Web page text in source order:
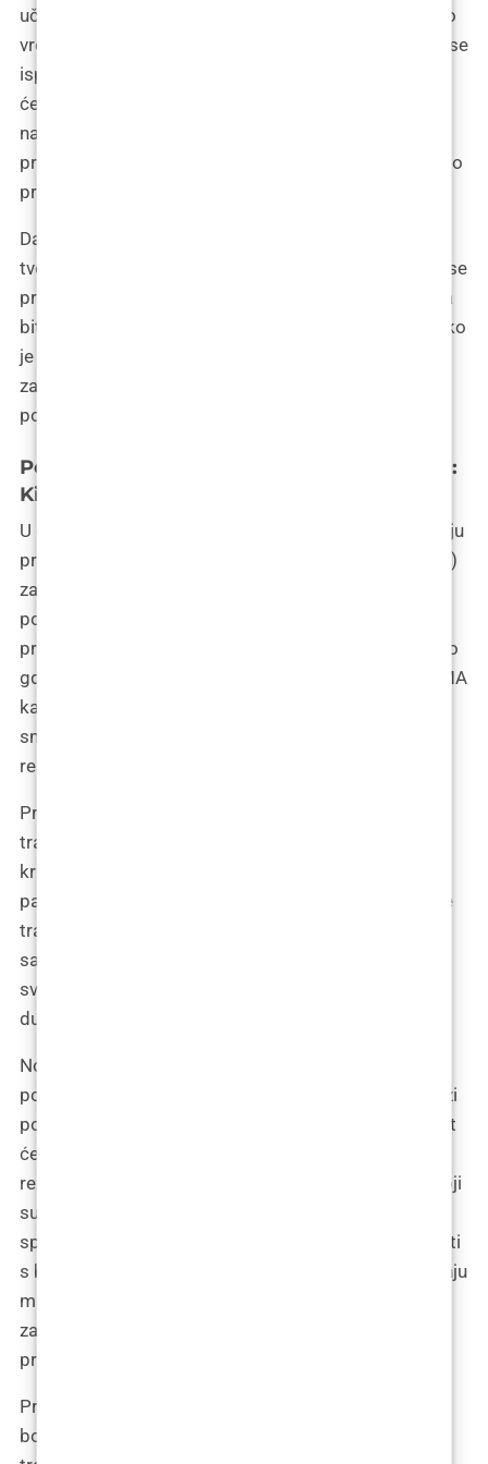
učinak, jer vaša tjelesna tvornica kolagena treba malo
vremena da se pokrene na punu snagu. Ali strpljenje se
isplati. Nakon nekoliko mjeseci, možete očekivati da
će vaša koža izgledati osvježeno, obnovljeno i, što je
najvažnije, mlađe. I najbolji dio? Budući da je kolagen
proizveden od strane vašeg tijela, rezultati su ne samo
prirodni, već i dugotrajni.
Dakle, ako ste spremni za pokretanje vlastite interne
tvornica kolagena i ne smeta vam malo čekanja dok se
proizvodnja ne zahukta, polilaktična kiselina bi mogla
biti vaša karta za povratak u mladost. I zapamtite, iako
je put možda dug, rezultati mogu biti tako
zadovoljavajući da ćete se zapitati zašto niste
pokrenuli ovu tvornicu malo ranije.
Polimetil-metakrilatne mikrosfere (PMMA):
Kipar među filerima
U galeriji dermalnih punila, gdje svaki izložak ima svoju
priču i stil, Polimetil-metakrilatne mikrosfere (PMMA)
zauzimaju posebno mjesto. PMMA ne samo da
popunjava bore i vraća mladolikost; on klesa lice s
preciznošću iskusnog kipara, dodajući definiciju tamo
gdje je vreme izbrisalo linije i konture. Zamislite PMMA
kao Michelangela dermalnih filera, koji vaše lice
smatra svojom Sikstinskom kapelom, spremnim za
remek-djelo.
Priča o PMMA punilima je kao priča o umjetniku koji
traži trajnost u svom radu. Umjesto da se zadovolji
kratkotrajnim efektima koji nestaju kao zvijezde
padalice na noćnom nebu, PMMA teži nečemu što će
trajati, ostaviti trag i reći: “Bio sam ovdje, i napravio
sam nešto predivno”. To je za one koji u estetskom
svijetu ne traže samo kratkotrajnu avanturu, već
dugotrajnu vezu.
No, kao i kod svake umjetnosti koja teži trajnosti,
potrebno je malo više truda. PMMA ne dolazi kao brzi
popravak; to je proces koji zahtijeva strpljenje. Trebat
će vam više injekcija, više vremena za čekanje na
rezultate, i možda čak i malo više hrabrosti. Ali oni koji
su spremni za ovaj korak otkrit će da je PMMA
sposoban stvoriti estetiku koja se ne može usporediti
s bilo čim drugim. To je kao da se odlučite za izgradnju
mramornog kipa u vašem vrtu umjesto da se
zadovoljite visećom ljuljačkom; oba mogu uljepšati
prostor, ali samo je jedno trajno remek-djelo.
Primjena PMMA seže dalje od običnog popunjavanja
bora; on oblikuje, definira i preoblikuje. Može